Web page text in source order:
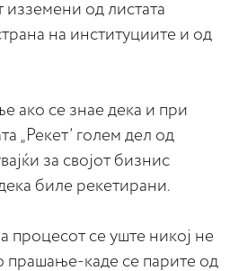
изземени од листата
на институциите и од
ако се знае дека и при
„Рекет’ голем дел од
за својот бизнис
биле рекетирани.
процесот се уште никој не
прашање-каде се парите од